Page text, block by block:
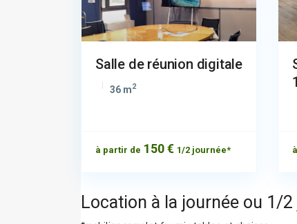
Salle de réunion digitale
36 m2
à partir de 150 € 1/2 journée*
Location à la journée ou 1/